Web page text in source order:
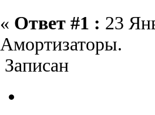
« Ответ #1 : 23
Амортизаторы.
Записан